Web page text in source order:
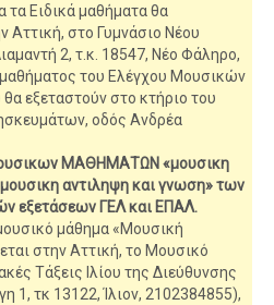
τα Ειδικά μαθήματα θα
Αττική, στο Γυμνάσιο Νέου
2, τ.κ. 18547, Νέο Φάληρο,
του Ελέγχου Μουσικών
εξεταστούν στο κτήριο του
οδός Ανδρέα
ΜΑΘΗΜΑΤΩΝ «μουσικη
αντιληψη και γνωση» των
εξετάσεων ΓΕΛ και ΕΠΑΛ.
μάθημα «Μουσική
στην Αττική, το Μουσικό
Τάξεις Ιλίου της Διεύθυνσης
1, τκ 13122, Ίλιον, 2102384855),